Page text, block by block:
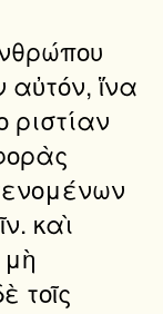
ἵνα
ριστίαν
καὶ
τοῖς